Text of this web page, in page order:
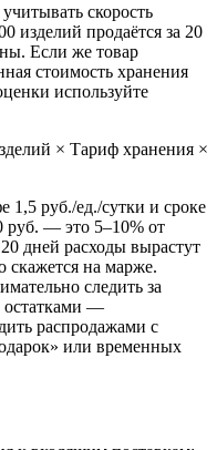
скорость
изделий продаётся за 20
Если же товар
стоимость хранения
используйте
× Тариф хранения ×
1,5 руб./ед./сутки и сроке
руб. — это 5–10% от
дней расходы вырастут
скажется на марже.
следить за
остатками —
распродажами с
или временных